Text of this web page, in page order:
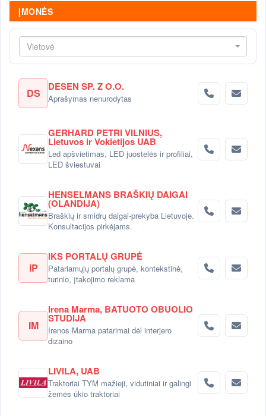
ĮMONĖS
Vietovė
DS DESEN SP. Z O.O.
Aprašymas nenurodytas
GERHARD PETRI VILNIUS,
Lietuvos ir Vokietijos UAB
Led apšvietimas, LED juostelės ir profiliai,
LED šviestuvai
HENSELMANS BRAŠKIŲ DAIGAI
(OLANDIJA)
Braškių ir smidrų daigai-prekyba Lietuvoje.
Konsultacijos pirkėjams.
IP
IKS PORTALŲ GRUPĖ
Patariamųjų portalų grupė, kontekstinė,
turinio, įtakojimo reklama
IM
Irena Marma, BATUOTO OBUOLIO
STUDIJA
Irenos Marma patarimai dėl interjero
dizaino
LIVILA, UAB
Traktoriai TYM mažieji, vidutiniai ir galingi
žemės ūkio traktoriai